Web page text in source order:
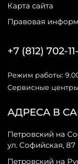
Карта сайта
Правовая
АДРЕСА В
Петровский на
ул. Софийская, 87
Петровский на
+7 (812) 702-11-
Режим работы:
Сервисные